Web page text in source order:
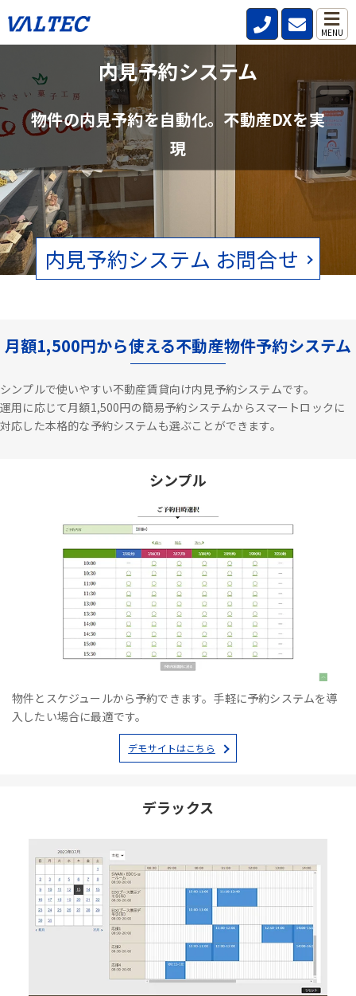
MENU
内見予約システム
物件の内見予約を自動化。不動産DXを実
現
内見予約システム お問合せ
不動産管理会社と仲介会社の内見確認の
手間を削減
賃貸物件の空状況をリアルタイムで確認。電話、FAXの手間をなくし
月額1,500円から使える不動産物件予約システム
シンプルで使いやすい不動産賃貸向け内見予約システムです。
運用に応じて月額1,500円の簡易予約システムからスマートロックに
対応した本格的な予約システムも選ぶことができます。
シンプル
物件とスケジュールから予約できます。手軽に予約システムを導
入したい場合に最適です。
デモサイトはこちら
デラックス